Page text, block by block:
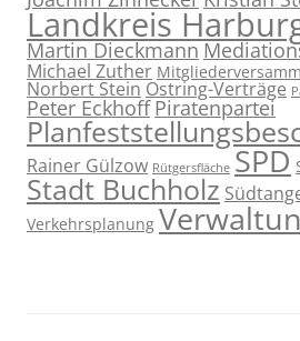
Landkreis
Martin Dieckmann
Michael Zuther
Norbert Stein Ostring-Verträge
Peter Eckhoff Piratenpartei
Rainer Gülzow Rütgersfläche SPD
Stadt Buchholz
Verkehrsplanung